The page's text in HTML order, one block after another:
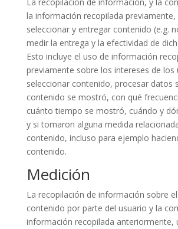
La recopilación de información, y la
la información recopilada previamente,
seleccionar y entregar contenido (e.g.
medir la entrega y la efectividad de
Esto incluye el uso de información
previamente sobre los intereses de los
seleccionar contenido, procesar datos
contenido se mostró, con qué
cuánto tiempo se mostró, cuándo y
y si tomaron alguna medida
contenido, incluso para ejemplo
contenido.
Medición
La recopilación de información sobre
contenido por parte del usuario y la
información recopilada anteriormente,